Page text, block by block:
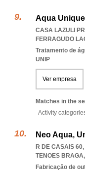
Aqua
CASA LAZULI
FERRAGUDO
Tratamento de
UNIP
Ver empresa
Matches in the
Activity
Neo Aqua,
R DE CASAIS
TENOES BRAGA,
Fabricação de